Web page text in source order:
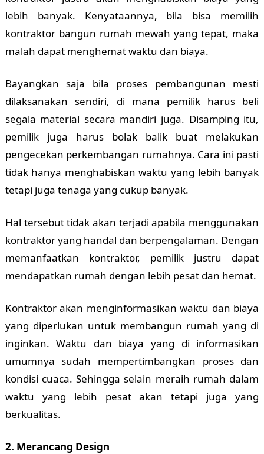
lebih banyak. Kenyataannya, bila bisa memilih
kontraktor bangun rumah mewah yang tepat, maka
malah dapat menghemat waktu dan biaya.
Bayangkan saja bila proses pembangunan mesti
dilaksanakan sendiri, di mana pemilik harus beli
segala material secara mandiri juga. Disamping itu,
pemilik juga harus bolak balik buat melakukan
pengecekan perkembangan rumahnya. Cara ini pasti
tidak hanya menghabiskan waktu yang lebih banyak
tetapi juga tenaga yang cukup banyak.
Hal tersebut tidak akan terjadi apabila menggunakan
kontraktor yang handal dan berpengalaman. Dengan
memanfaatkan kontraktor, pemilik justru dapat
mendapatkan rumah dengan lebih pesat dan hemat.
Kontraktor akan menginformasikan waktu dan biaya
yang diperlukan untuk membangun rumah yang di
inginkan. Waktu dan biaya yang di informasikan
umumnya sudah mempertimbangkan proses dan
kondisi cuaca. Sehingga selain meraih rumah dalam
waktu yang lebih pesat akan tetapi juga yang
berkualitas.
2. Merancang Design